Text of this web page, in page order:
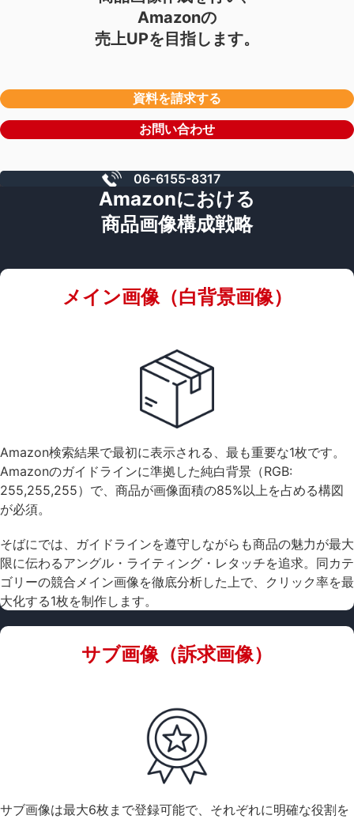
Amazonの
売上UPを目指します。
資料を請求する
お問い合わせ
06-6155-8317
Amazonにおける
商品画像構成戦略
メイン画像（白背景画像）
Amazon検索結果で最初に表示される、最も重要な1枚です。
Amazonのガイドラインに準拠した純白背景（RGB:
255,255,255）で、商品が画像面積の85%以上を占める構図
が必須。
そばにでは、ガイドラインを遵守しながらも商品の魅力が最大
限に伝わるアングル・ライティング・レタッチを追求。同カテ
ゴリーの競合メイン画像を徹底分析した上で、クリック率を最
大化する1枚を制作します。
サブ画像（訴求画像）
サブ画像は最大6枚まで登録可能で、それぞれに明確な役割を